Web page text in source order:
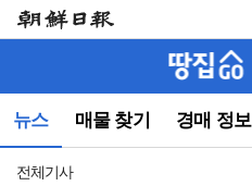
뉴스 매물 찾기 경매 정보
뉴
(컨
전체기사